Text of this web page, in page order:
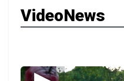
VideoNews